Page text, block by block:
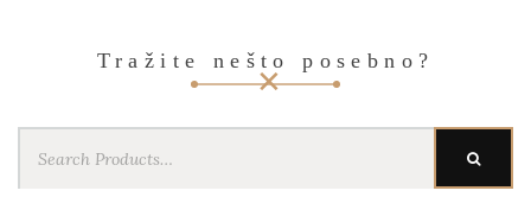
Tražite nešto posebno?